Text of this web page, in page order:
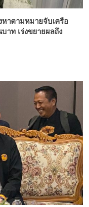
าตามหมายจับเครือ
าท เร่งขยายผลถึง